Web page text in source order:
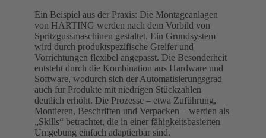
Ein Beispiel aus der Praxis: Die Montageanlagen
von HARTING werden nach dem Vorbild von
Spritzgussmaschinen gestaltet. Ein Grundsystem
wird durch produktspezifische Greifer und
Vorrichtungen flexibel angepasst. Die Besonderheit
entsteht durch die Kombination aus Hardware und
Software, wodurch sich der Automatisierungsgrad
auch für Produkte mit niedrigen Stückzahlen
deutlich erhöht. Die Prozesse – etwa Zuführung,
Montieren, Beschriften und Verpacken – werden als
„Skills“ betrachtet, die in einer fähigkeitsbasierten
Umgebung einfach adaptierbar sind.